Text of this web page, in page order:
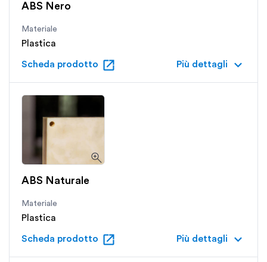
ABS Nero
Materiale
Plastica
Scheda prodotto open_in_new Più dettagli keyboard_arrow_down
ABS Naturale
Materiale
Plastica
Scheda prodotto open_in_new Più dettagli keyboard_arrow_down